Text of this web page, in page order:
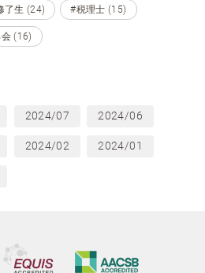
了生 (24) #税理士 (15)
(16)
2024/07 2024/06
2024/02 2024/01